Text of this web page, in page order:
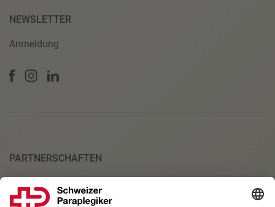
NEWSLETTER
Anmeldung
PARTNERSCHAFTEN